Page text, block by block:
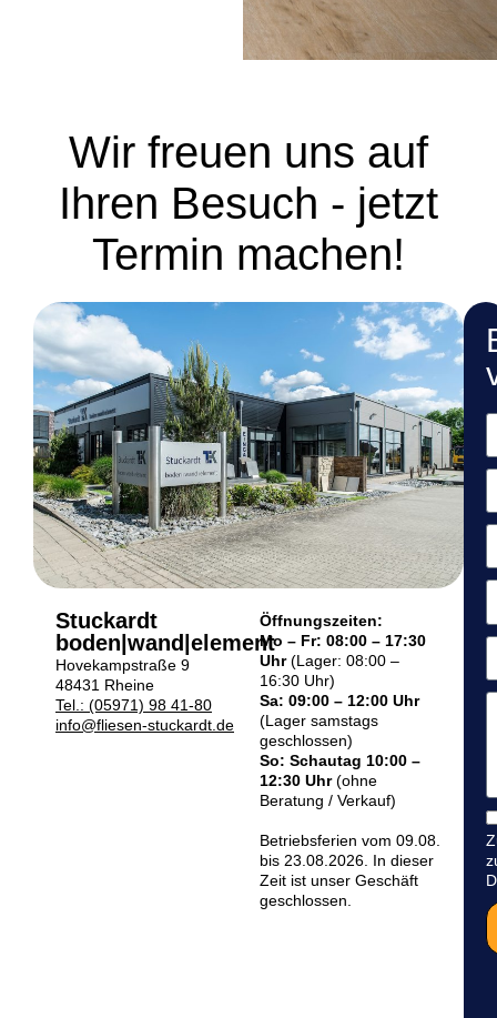
Wir freuen uns auf
Ihren Besuch - jetzt
Termin machen!
Stuckardt
boden|wand|element
Hovekampstraße 9
48431 Rheine
Tel.: (05971) 98 41-80
info@fliesen-stuckardt.de
Öffnungszeiten:
Mo – Fr: 08:00 – 17:30
Uhr(Lager: 08:00 –
16:30 Uhr)
Sa: 09:00 – 12:00 Uhr
(Lager samstags
geschlossen)
So: Schautag 10:00 –
12:30 Uhr(ohne
Beratung / Verkauf)
Betriebsferien vom 09.08.
bis 23.08.2026. In dieser
Zeit ist unser Geschäft
geschlossen.